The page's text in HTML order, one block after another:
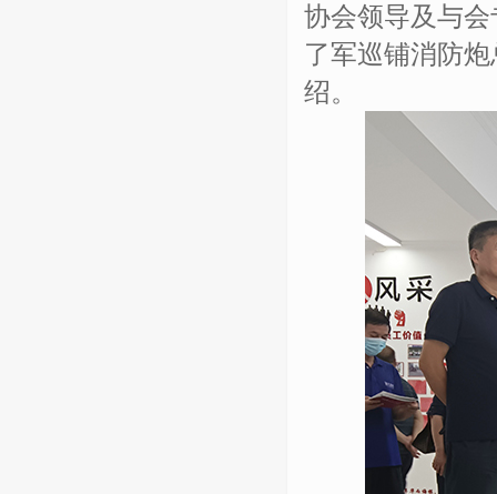
协会领导及与
了军巡铺消防
绍。